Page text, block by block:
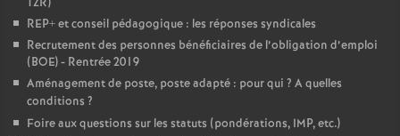
REP+ et conseil pédagogique : les réponses syndicales
Recrutement des personnes bénéficiaires de l’obligation d’emploi
(BOE) - Rentrée 2019
Aménagement de poste, poste adapté : pour qui ? A quelles
conditions ?
Foire aux questions sur les statuts (pondérations, IMP, etc.)